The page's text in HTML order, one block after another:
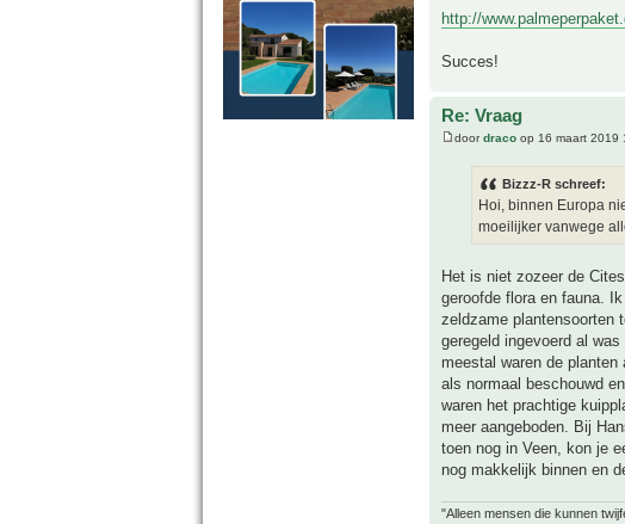
http://
Succes!
Re: Vraag
doordraco op 16 maart 2019
Bizzz-R schreef:
Hoi, binnen Europa
moeilijker vanwege
Het is niet zozeer de
geroofde flora en fauna.
zeldzame plantensoorten
geregeld ingevoerd al
meestal waren de
als normaal beschouwd
waren het prachtige
meer aangeboden. Bij
toen nog in Veen, kon je
nog makkelijk binnen en
"Alleen mensen die kunnen